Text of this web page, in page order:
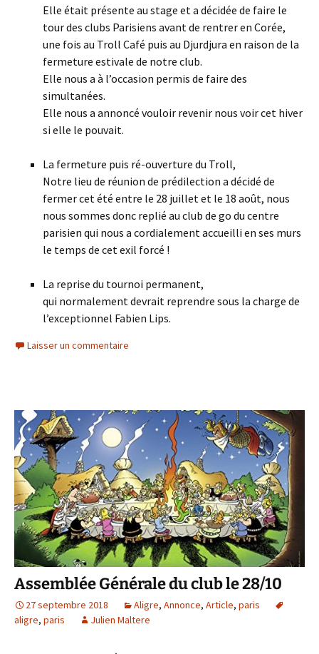
Elle était présente au stage et a décidée de faire le
tour des clubs Parisiens avant de rentrer en Corée,
une fois au Troll Café puis au Djurdjura en raison de la
fermeture estivale de notre club.
Elle nous a à l’occasion permis de faire des
simultanées.
Elle nous a annoncé vouloir revenir nous voir cet hiver
si elle le pouvait.
La fermeture puis ré-ouverture du Troll,
Notre lieu de réunion de prédilection a décidé de
fermer cet été entre le 28 juillet et le 18 août, nous
nous sommes donc replié au club de go du centre
parisien qui nous a cordialement accueilli en ses murs
le temps de cet exil forcé !
La reprise du tournoi permanent,
qui normalement devrait reprendre sous la charge de
l’exceptionnel Fabien Lips.
Laisser un commentaire
Assemblée Générale du club le 28/10
27 septembre 2018 Aligre, Annonce, Article, paris
aligre, paris Julien Maltere